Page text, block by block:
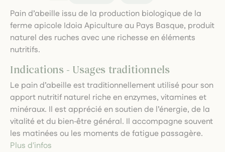
Pain d’abeille issu de la production biologique de la
ferme apicole Idoia Apiculture au Pays Basque, produit
naturel des ruches avec une richesse en éléments
nutritifs.
Indications - Usages traditionnels
Le pain d’abeille est traditionnellement utilisé pour son
apport nutritif naturel riche en enzymes, vitamines et
minéraux. Il est apprécié en soutien de l’énergie, de la
vitalité et du bien‑être général. Il accompagne souvent
les matinées ou les moments de fatigue passagère.
Plus d'infos